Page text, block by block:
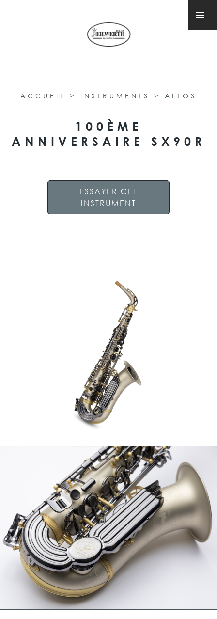
ACCUEIL > INSTRUMENTS > ALTOS
100ÈME
ANNIVERSAIRE SX90R
ESSAYER CET
INSTRUMENT